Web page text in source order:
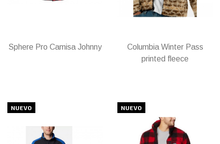
Sphere Pro Camisa Johnny
Columbia Winter Pass
printed fleece
NUEVO NUEVO